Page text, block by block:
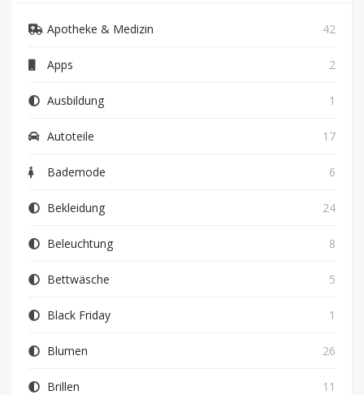
Apotheke & Medizin 42
Apps 2
Ausbildung 1
Autoteile 17
Bademode 6
Bekleidung 24
Beleuchtung 8
Bettwäsche 5
Black Friday 1
Blumen 26
Brillen 11